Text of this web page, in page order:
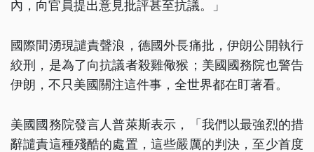
內，向官員提出意見批評甚至抗議。」
國際間湧現譴責聲浪，德國外長痛批，伊朗公開執行
絞刑，是為了向抗議者殺雞儆猴；美國國務院也警告
伊朗，不只美國關注這件事，全世界都在盯著看。
美國國務院發言人普萊斯表示，「我們以最強烈的措
辭譴責這種殘酷的處置，這些嚴厲的判決，至少首度